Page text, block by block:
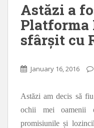
Astăzi a
Platforma
sfârșit cu
January 16, 2016
Astăzi am decis să
ochii mei oamenii
promisiunile și